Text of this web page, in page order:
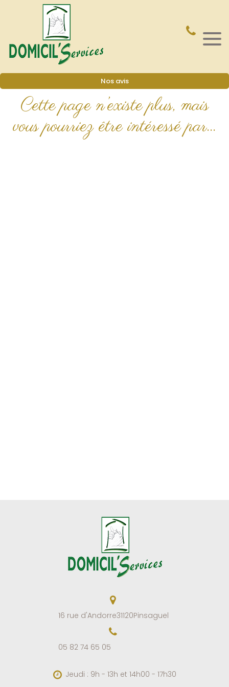
Nos avis
Cette page n’existe plus, mais
vouspourriez être intéressé par…
16 rue d'Andorre31120Pinsaguel
05 82 74 65 05
Jeudi : 9h - 13h et 14h00 - 17h30